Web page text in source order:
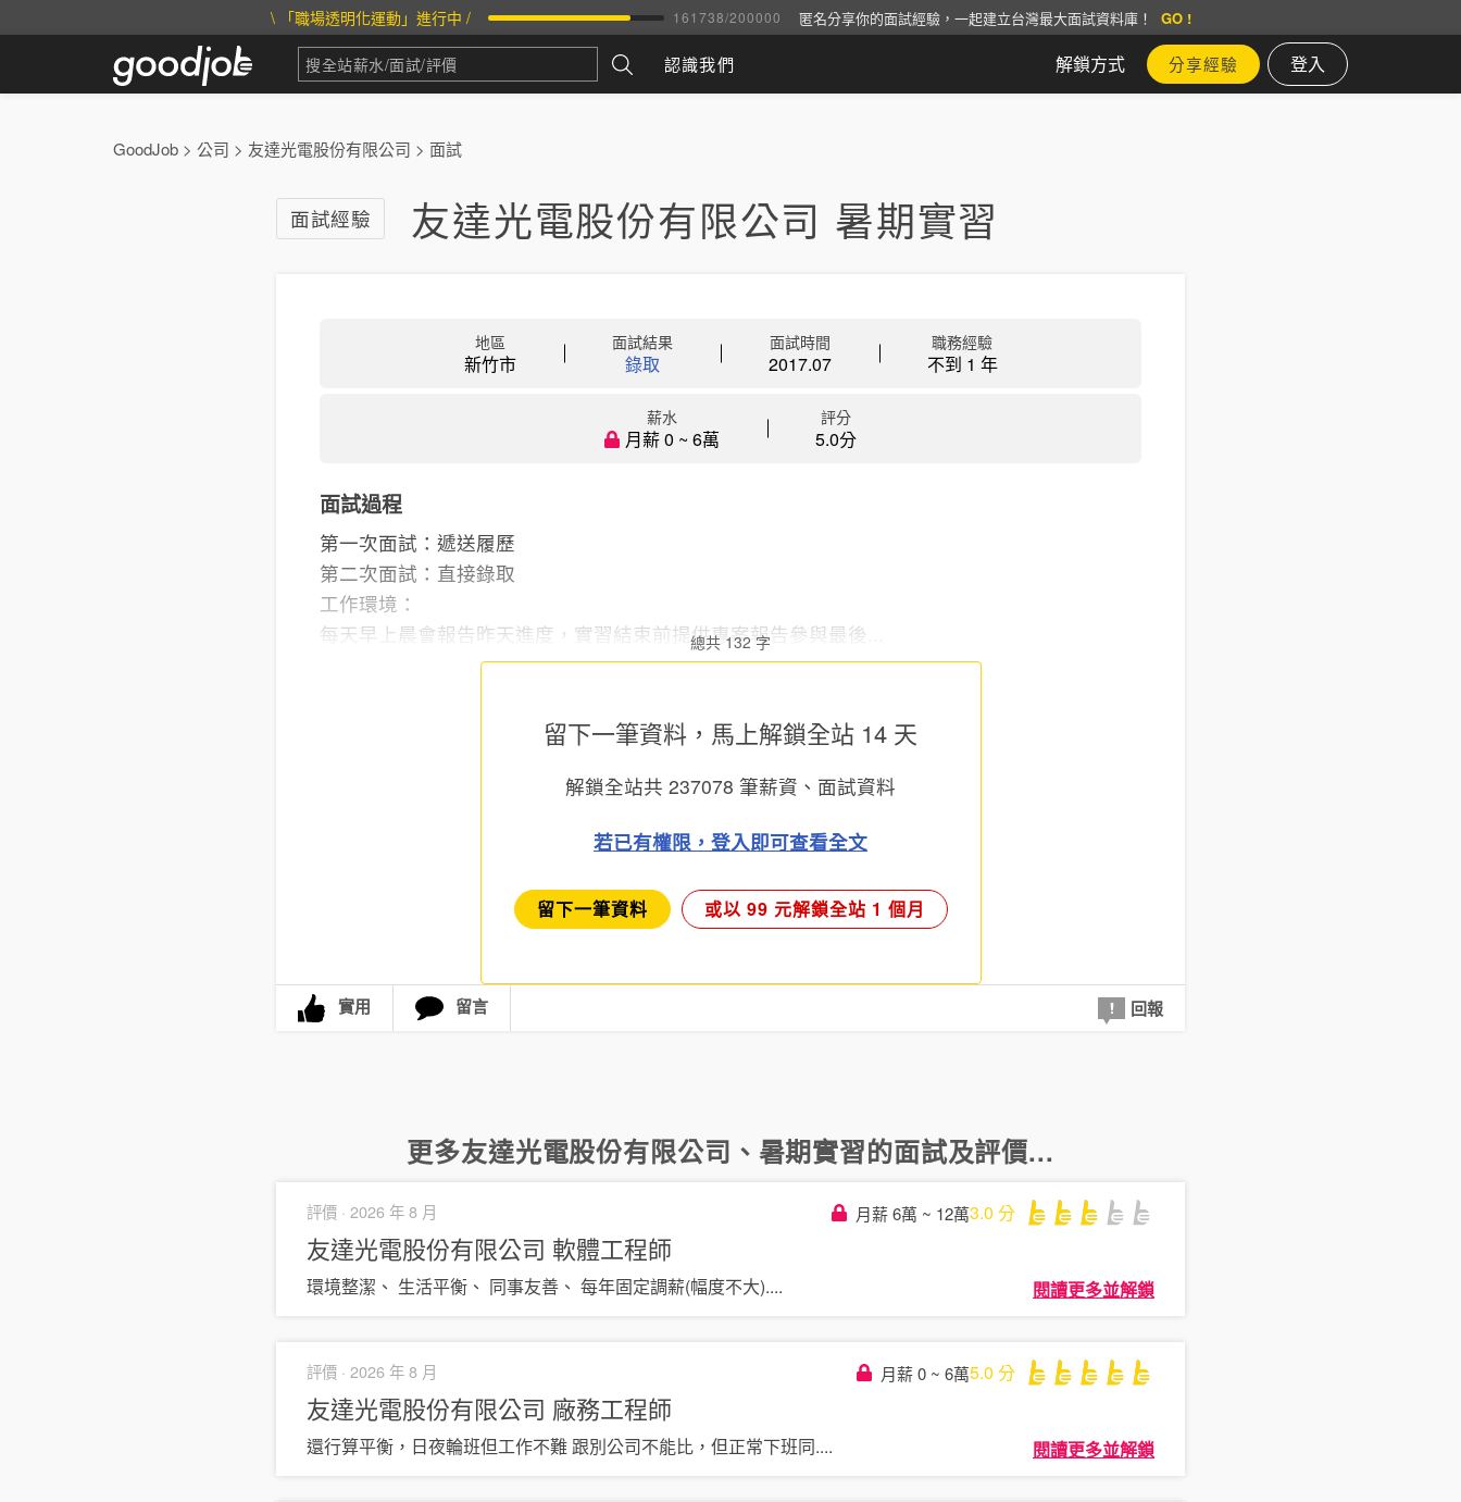
\ 「職場透明化運動」進行中 / 161738/200000 匿名分享你的面試經驗，一起建立台灣最大面試資料庫！ GO !
認識我們 解鎖方式 分享經驗 登入
GoodJob > 公司 > 友達光電股份有限公司 > 面試
面試經驗 友達光電股份有限公司 暑期實習
地區
新竹市
面試結果
錄取
面試時間
2017.07
職務經驗
不到 1 年
薪水
月薪 0 ~ 6萬
評分
5.0分
面試過程
第一次面試：遞送履歷
第二次面試：直接錄取
工作環境：
每天早上晨會報告昨天進度，實習結束前提供專案報告參與最後...
總共 132 字
留下一筆資料，馬上解鎖全站 14 天
解鎖全站共 237078 筆薪資、面試資料
若已有權限，登入即可查看全文
留下一筆資料 或以 99 元解鎖全站 1 個月
實用 留言 回報
更多友達光電股份有限公司 、 暑期實習的面試及評價...
評價 · 2026 年 8 月 月薪 6萬 ~ 12萬3.0 分
友達光電股份有限公司 軟體工程師
環境整潔、 生活平衡、 同事友善、 每年固定調薪(幅度不大).... 閱讀更多並解鎖
評價 · 2026 年 8 月 月薪 0 ~ 6萬5.0 分
友達光電股份有限公司 廠務工程師
還行算平衡，日夜輪班但工作不難 跟別公司不能比，但正常下班同.... 閱讀更多並解鎖